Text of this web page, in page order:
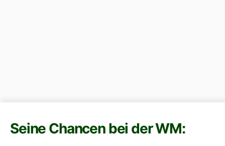
Seine Chancen bei der WM: